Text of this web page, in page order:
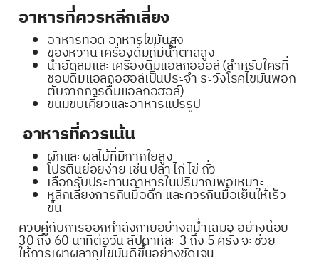
อาหารที่ควรหลีกเลี่ยง
อาหารทอด อาหารไขมันสูง
ของหวาน เครื่องดื่มที่มีน้ำตาลสูง
น้ำอัดลมและเครื่องดื่มแอลกอฮอล์ (สำหรับใครที่
ชอบดื่มแอลกอฮอล์เป็นประจำ ระวังโรคไขมันพอก
ตับจากการดื่มแอลกอฮอล์)
ขนมขบเคี้ยวและอาหารแปรรูป
อาหารที่ควรเน้น
ผักและผลไม้ที่มีกากใยสูง
โปรตีนย่อยง่าย เช่น ปลา ไก่ ไข่ ถั่ว
เลือกรับประทานอาหารในปริมาณพอเหมาะ
หลีกเลี่ยงการกินมื้อดึก และควรกินมื้อเย็นให้เร็ว
ขึ้น
ควบคู่กับการออกกำลังกายอย่างสม่ำเสมอ อย่างน้อย
30 ถึง 60 นาทีต่อวัน สัปดาห์ละ 3 ถึง 5 ครั้ง จะช่วย
ให้การเผาผลาญไขมันดีขึ้นอย่างชัดเจน